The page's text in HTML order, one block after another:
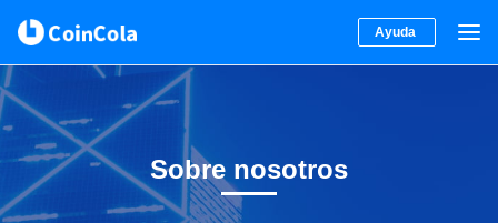
Ayuda
Sobre nosotros